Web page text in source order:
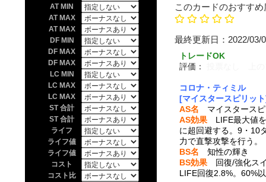
このカードのおすすめ
最終更新日
トレードOK
評価：
コロナ・ティミル
[マイスタースピリッ
AS名 マイスタース
AS効果 LIFE最大値を
に超回避する。9・10
力で直撃攻撃を行う。
BS名 知性の輝き
BS効果 回復/強化ス
LIFE回復2.8%。60%
AT MIN
AT MAX
AT MAX
DF MIN
DF MAX
DF MAX
LC MIN
LC MAX
LC MAX
ST 合計
ST 合計
ライフ
ライフ値
ライフ値
コスト
コスト比